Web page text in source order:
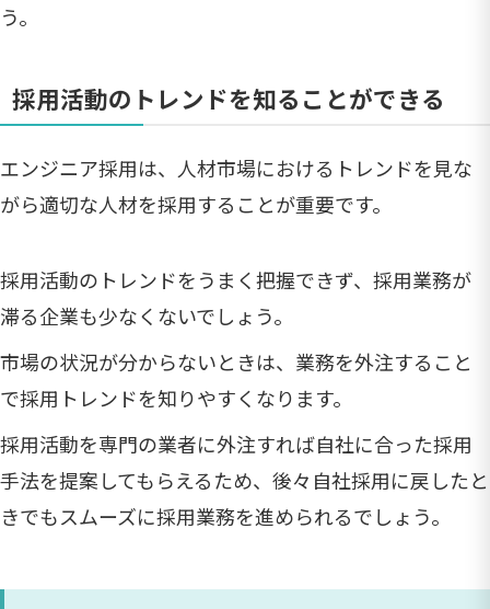
う。
採用活動のトレンドを知ることができる
エンジニア採用は、人材市場におけるトレンドを見な
がら適切な人材を採用することが重要です。
採用活動のトレンドをうまく把握できず、採用業務が
滞る企業も少なくないでしょう。
市場の状況が分からないときは、業務を外注すること
で採用トレンドを知りやすくなります。
採用活動を専門の業者に外注すれば自社に合った採用
手法を提案してもらえるため、後々自社採用に戻したと
きでもスムーズに採用業務を進められるでしょう。